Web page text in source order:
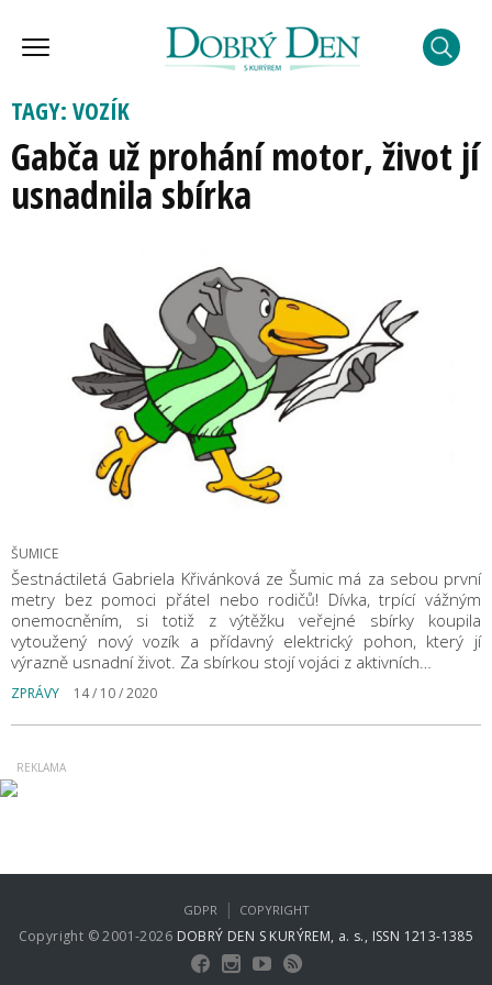
TAGY: VOZÍK
Gabča už prohání motor, život jí
usnadnila sbírka
ŠUMICE
Šestnáctiletá Gabriela Křivánková ze Šumic má za sebou první
metry bez pomoci přátel nebo rodičů! Dívka, trpící vážným
onemocněním, si totiž z výtěžku veřejné sbírky koupila
vytoužený nový vozík a přídavný elektrický pohon, který jí
výrazně usnadní život. Za sbírkou stojí vojáci z aktivních…
ZPRÁVY 14 / 10 / 2020
Copyright © 2001-2026 DOBRÝ DEN S KURÝREM, a. s., ISSN 1213-1385
GDPR | COPYRIGHT